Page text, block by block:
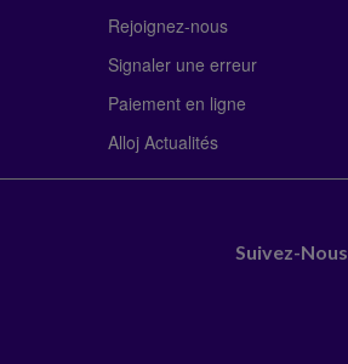
Rejoignez-nous
Signaler une erreur
Paiement en ligne
Alloj Actualités
Suivez-Nous